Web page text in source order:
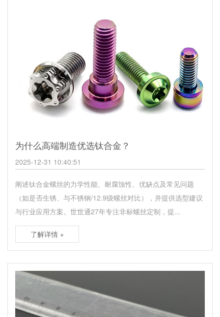
为什么高端制造优选钛合金？
2025-12-31 10:40:51
阐述钛合金螺丝的力学性能、耐腐蚀性、优缺点及常见问题
（如是否生锈、与不锈钢/12.9级螺丝对比），并提供选型建议
与行业应用方案。世世通27年专注非标螺丝定制，提...
了解详情 +